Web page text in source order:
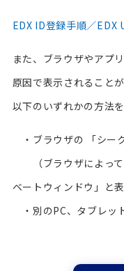
EDX ID登録手順／
また、ブラウザやアプ
原因で表示されることが
以下のいずれかの方法
・ブラウザの 「シー
（ブラウザによって
ベートウィンドウ」と
・別のPC、タブレッ